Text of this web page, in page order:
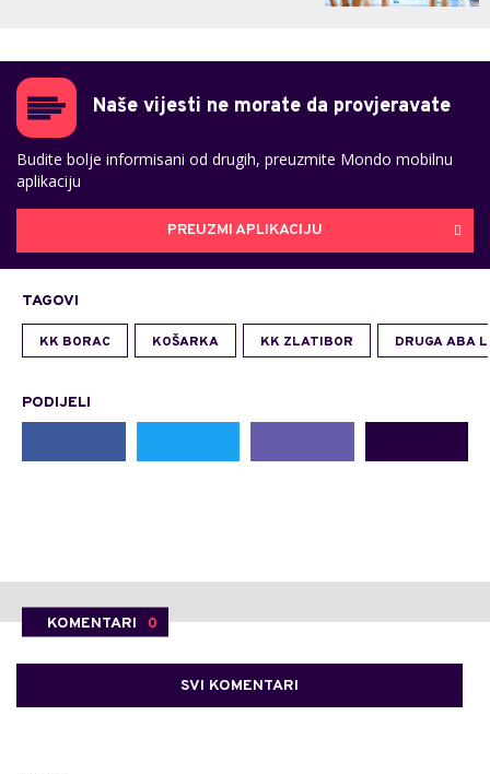
Naše vijesti ne morate da provjeravate
Budite bolje informisani od drugih, preuzmite Mondo mobilnu
aplikaciju
PREUZMI APLIKACIJU
TAGOVI
KK BORAC KOŠARKA KK ZLATIBOR DRUGA ABA
PODIJELI
KOMENTARI 0
SVI KOMENTARI